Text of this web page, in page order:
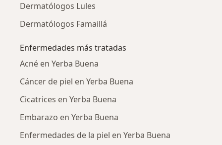
Dermatólogos Lules
Dermatólogos Famaillá
Enfermedades más tratadas
Acné en Yerba Buena
Cáncer de piel en Yerba Buena
Cicatrices en Yerba Buena
Embarazo en Yerba Buena
Enfermedades de la piel en Yerba Buena